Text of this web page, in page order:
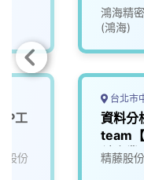
工
股份
鴻海精
(鴻海)
台北市
資料分
team
係企業
精藤股